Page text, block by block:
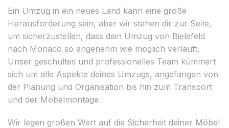
Ein Umzug in ein neues Land kann eine große
Herausforderung sein, aber wir stehen dir zur Seite,
um sicherzustellen, dass dein Umzug von Bielefeld
nach Monaco so angenehm wie möglich verläuft.
Unser geschultes und professionelles Team kümmert
sich um alle Aspekte deines Umzugs, angefangen von
der Planung und Organisation bis hin zum Transport
und der Möbelmontage.
Wir legen großen Wert auf die Sicherheit deiner Möbel